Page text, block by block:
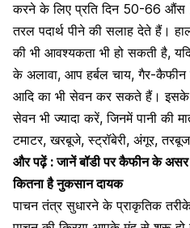
करने के लिए प्रति दिन 50-66 औंस
तरल पदार्थ पीने की सलाह देते हैं।
की भी आवश्यकता भी हो सकती है,
के अलावा, आप हर्बल चाय, गैर-कैफीन
आदि का भी सेवन कर सकते हैं। इसके
सेवन भी ज्यादा करें, जिनमें पानी की
टमाटर, खरबूजे, स्ट्रॉबेरी, अंगूर,
और पढ़ें :जानें बॉडी पर कैफीन के
कितना है नुकसान दायक
पाचन तंत्र सुधारने के प्राकृतिक